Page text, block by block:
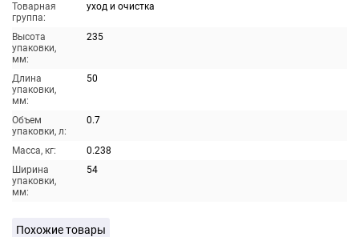
Товарная
группа:
уход и очистка
Высота
упаковки,
мм:
235
Длина
упаковки,
мм:
50
Объем
упаковки, л:
0.7
Масса, кг:
0.238
Ширина
упаковки,
мм:
54
Похожие товары